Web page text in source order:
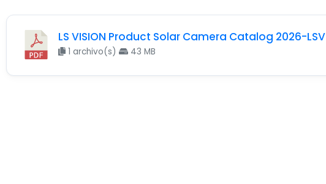
LS VISION Product Solar Camera Catalog 2026-LSV
1 archivo(s) 43 MB